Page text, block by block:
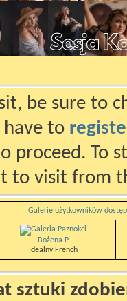
be sure to
have to
proceed. To
to visit from
Galerie użytkowników
Bożena P
Idealny French
sztuki